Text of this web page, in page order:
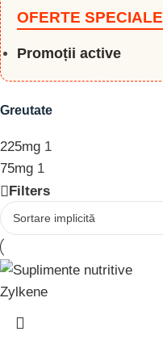
OFERTE SPECIALE
Promoții active
Greutate
225mg 1
75mg 1
Filters